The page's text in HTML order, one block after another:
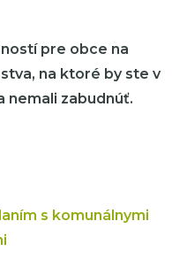
pre obce na
na ktoré by ste v
nemali zabudnúť.
s komunálnymi